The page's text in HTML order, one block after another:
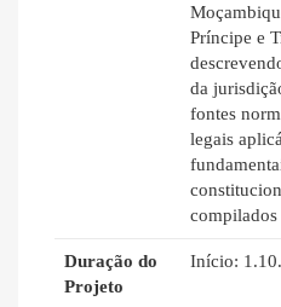
Príncipe e
da
fontes
legais
Duração do
Projeto
Início: